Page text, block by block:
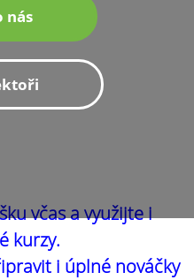
nás
včas a využijte i
kurzy.
i úplné nováčky